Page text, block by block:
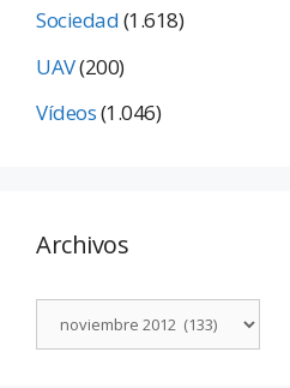
Sociedad(1.618)
UAV(200)
Vídeos(1.046)
Archivos